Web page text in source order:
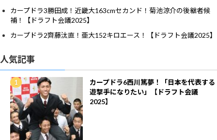
カープドラ3勝田成！近畿大163cmセカンド！菊池涼介の後継者候
補！【ドラフト会議2025】
カープドラ2齊藤汰直！亜大152キロエース！【ドラフト会議2025】
人気記事
カープドラ6西川篤夢！「日本を代表する
遊撃手になりたい」【ドラフト会議
2025】